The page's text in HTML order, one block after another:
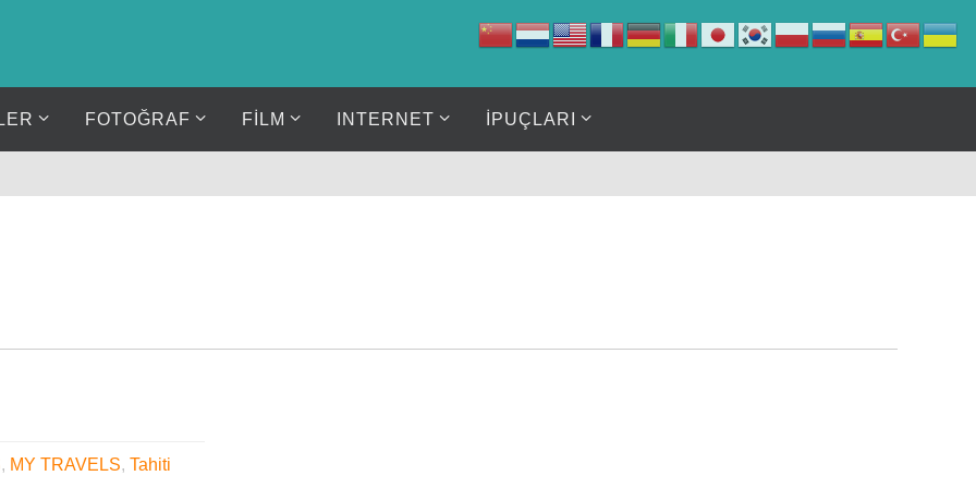
FOTOĞRAF FİLM INTERNET İPUÇLARI
, MY TRAVELS,Tahiti